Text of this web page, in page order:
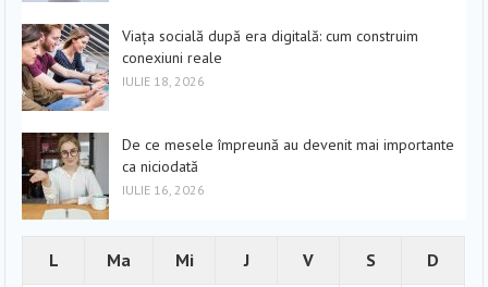
Viața socială după era digitală: cum construim
conexiuni reale
IULIE 18, 2026
De ce mesele împreună au devenit mai importante
ca niciodată
IULIE 16, 2026
L Ma Mi J V S D